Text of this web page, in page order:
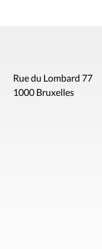
Rue du Lombard 77
1000 Bruxelles